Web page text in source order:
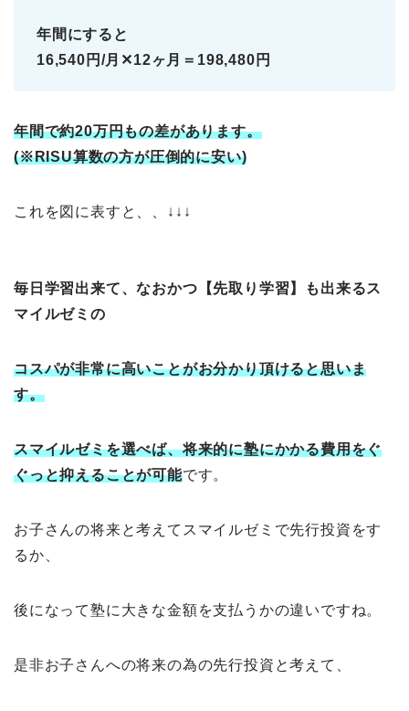
年間にすると
16,540円/月✕12ヶ月＝198,480円
年間で約20万円もの差があります。
(※RISU算数の方が圧倒的に安い)
これを図に表すと、、↓↓↓
毎日学習出来て、なおかつ【先取り学習】も出来るス
マイルゼミの
コスパが非常に高いことがお分かり頂けると思いま
す。
スマイルゼミを選べば、将来的に塾にかかる費用をぐ
ぐっと抑えることが可能です。
お子さんの将来と考えてスマイルゼミで先行投資をす
るか、
後になって塾に大きな金額を支払うかの違いですね。
是非お子さんへの将来の為の先行投資と考えて、